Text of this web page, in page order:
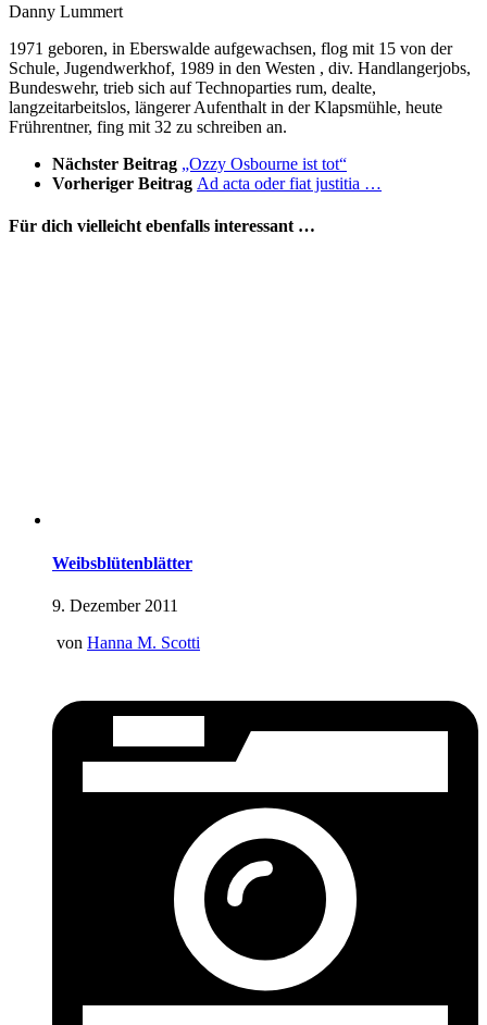
Danny Lummert
1971 geboren, in Eberswalde aufgewachsen, flog mit 15 von der
Schule, Jugendwerkhof, 1989 in den Westen , div. Handlangerjobs,
Bundeswehr, trieb sich auf Technoparties rum, dealte,
langzeitarbeitslos, längerer Aufenthalt in der Klapsmühle, heute
Frührentner, fing mit 32 zu schreiben an.
Nächster Beitrag „Ozzy Osbourne ist tot“
Vorheriger Beitrag Ad acta oder fiat justitia …
Für dich vielleicht ebenfalls interessant …
Weibsblütenblätter
9. Dezember 2011
von Hanna M. Scotti